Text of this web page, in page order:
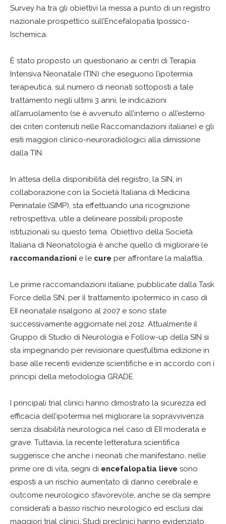
Survey ha tra gli obiettivi la messa a punto di un registro
nazionale prospettico sull’Encefalopatia Ipossico-
Ischemica.
È stato proposto un questionario ai centri di Terapia
Intensiva Neonatale (TIN) che eseguono l’ipotermia
terapeutica, sul numero di neonati sottoposti a tale
trattamento negli ultimi 3 anni, le indicazioni
all’arruolamento (se è avvenuto all’interno o all’esterno
dei criteri contenuti nelle Raccomandazioni italiane) e gli
esiti maggiori clinico-neuroradiologici alla dimissione
dalla TIN.
In attesa della disponibilità del registro, la SIN, in
collaborazione con la Società Italiana di Medicina
Perinatale (SIMP), sta effettuando una ricognizione
retrospettiva, utile a delineare possibili proposte
istituzionali su questo tema. Obiettivo della Società
Italiana di Neonatologia è anche quello di migliorare le
raccomandazioni e le cure per affrontare la malattia.
Le prime raccomandazioni italiane, pubblicate dalla Task
Force della SIN, per il trattamento ipotermico in caso di
EII neonatale risalgono al 2007 e sono state
successivamente aggiornate nel 2012. Attualmente il
Gruppo di Studio di Neurologia e Follow-up della SIN si
sta impegnando per revisionare quest’ultima edizione in
base alle recenti evidenze scientifiche e in accordo con i
principi della metodologia GRADE.
I principali trial clinici hanno dimostrato la sicurezza ed
efficacia dell’ipotermia nel migliorare la sopravvivenza
senza disabilità neurologica nel caso di EII moderata e
grave. Tuttavia, la recente letteratura scientifica
suggerisce che anche i neonati che manifestano, nelle
prime ore di vita, segni di encefalopatia lieve sono
esposti a un rischio aumentato di danno cerebrale e
outcome neurologico sfavorevole, anche se da sempre
considerati a basso rischio neurologico ed esclusi dai
maggiori trial clinici. Studi preclinici hanno evidenziato